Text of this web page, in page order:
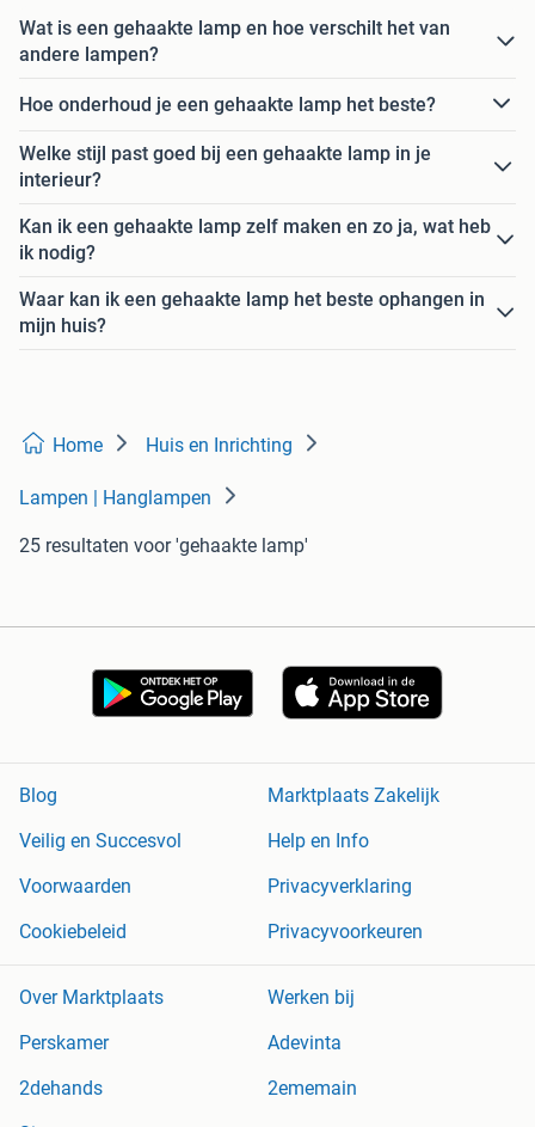
Wat is een gehaakte lamp en hoe verschilt het van
andere lampen?
Hoe onderhoud je een gehaakte lamp het beste?
Welke stijl past goed bij een gehaakte lamp in je
interieur?
Kan ik een gehaakte lamp zelf maken en zo ja, wat heb
ik nodig?
Waar kan ik een gehaakte lamp het beste ophangen in
mijn huis?
Home Huis en Inrichting
Lampen | Hanglampen
25 resultaten voor 'gehaakte lamp'
Blog
Marktplaats Zakelijk
Veilig en Succesvol
Help en Info
Voorwaarden
Privacyverklaring
Cookiebeleid
Privacyvoorkeuren
Over Marktplaats
Werken bij
Perskamer
Adevinta
2dehands
2ememain